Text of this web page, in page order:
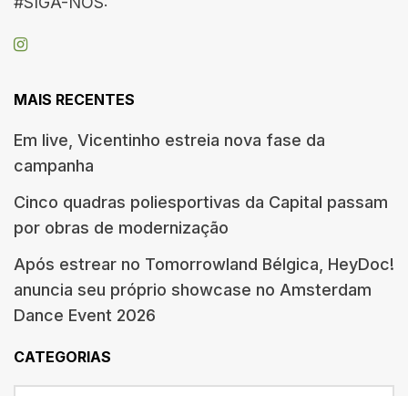
MAIS RECENTES
Em live, Vicentinho estreia nova fase da
campanha
Cinco quadras poliesportivas da Capital passam
por obras de modernização
Após estrear no Tomorrowland Bélgica, HeyDoc!
anuncia seu próprio showcase no Amsterdam
Dance Event 2026
CATEGORIAS